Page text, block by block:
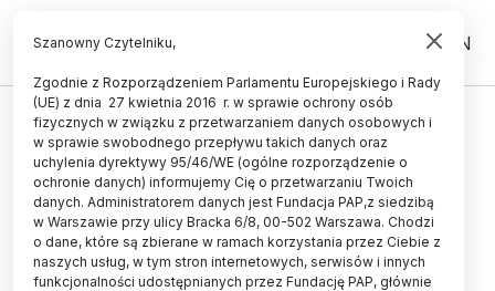
PL EN
ZDROWIE
Prof. Jackowska: 70 proc. zakażeń
wirusem RS występuje u dzieci w
pierwszym roku życia
01.03.2024
aktualizacja: 01.03.2024
3 minuty czytania
Szanowny Czytelniku,
Zgodnie z Rozporządzeniem Parlamentu Europejskiego i Rady
(UE) z dnia 27 kwietnia 2016 r. w sprawie ochrony osób
fizycznych w związku z przetwarzaniem danych osobowych i
w sprawie swobodnego przepływu takich danych oraz
uchylenia dyrektywy 95/46/WE (ogólne rozporządzenie o
ochronie danych) informujemy Cię o przetwarzaniu Twoich
danych. Administratorem danych jest Fundacja PAP,z siedzibą
w Warszawie przy ulicy Bracka 6/8, 00-502 Warszawa. Chodzi
o dane, które są zbierane w ramach korzystania przez Ciebie z
naszych usług, w tym stron internetowych, serwisów i innych
funkcjonalności udostępnianych przez Fundację PAP, głównie